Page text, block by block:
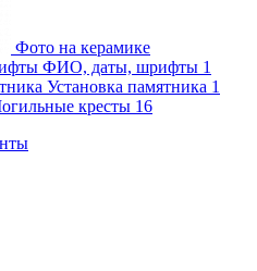
Фото на керамике
ФИО, даты, шрифты 1
Установка памятника 1
кресты 16